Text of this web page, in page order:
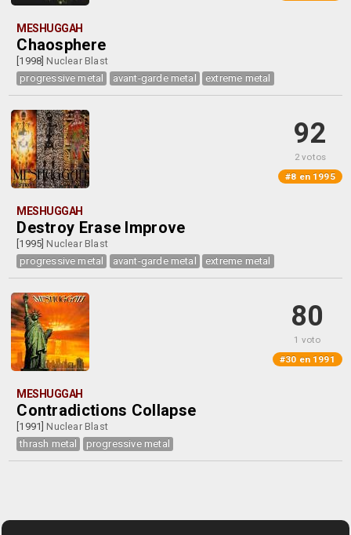
MESHUGGAH
Chaosphere
[1998] Nuclear Blast
progressive metal
avant-garde metal extreme metal
92
2 votos
#8 en 1995
MESHUGGAH
Destroy Erase Improve
[1995] Nuclear Blast
progressive metal
avant-garde metal extreme metal
80
1 voto
#30 en 1991
MESHUGGAH
Contradictions Collapse
[1991] Nuclear Blast
thrash metal
progressive metal